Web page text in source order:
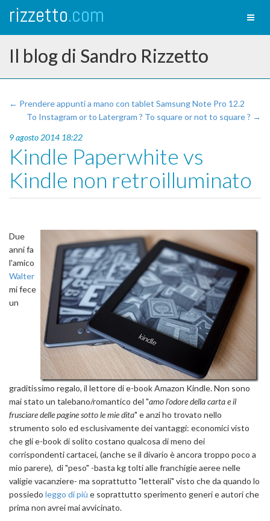
rizzetto.com
Il blog di Sandro Rizzetto
← Prendere appunti a mano con tablet Samsung Note Pro 12.2
To Instagram or to Latergram ? To square or not to square ? →
9 agosto 2014 18:22
Kindle Paperwhite vs
Kindle non retroilluminato
Due
anni fa
l'amico
Walter
mi fece
un
graditissimo regalo, il lettore di e-book Amazon Kindle. Non sono
mai stato un talebano/romantico del "amo l'odore della carta e il
frusciare delle pagine sotto le mie dita" e anzi ho trovato nello
strumento solo ed esclusivamente dei vantaggi: economici visto
che gli e-book di solito costano qualcosa di meno dei
corrispondenti cartacei, (anche se il divario è ancora troppo poco a
mio parere), di "peso" -basta kg tolti alle franchigie aeree nelle
valigie vacanziere- ma soprattutto "letterali" visto che da quando lo
possiedo leggo di più e soprattutto sperimento generi e autori che
prima non avrei mai avvicinato.